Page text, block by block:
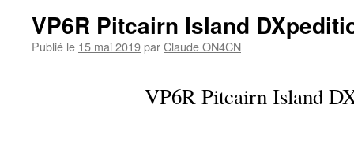
VP6R Pitcairn Island
Publié le 15 mai 2019parClaude ON4CN
VP6R Pitcairn Island